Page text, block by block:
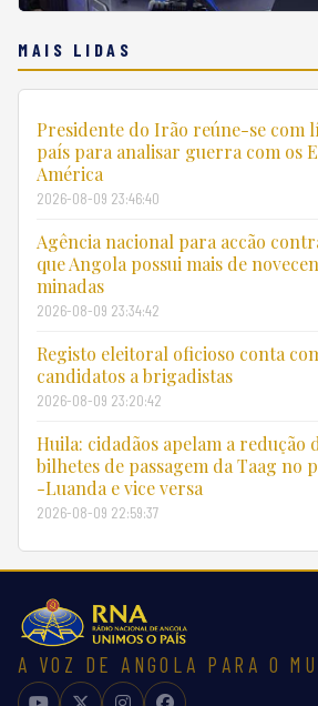
MAIS LIDAS
Presidente do Irão reúne-se com
país para analisar guerra com os
América
2026-08-09 23:46:40
Agência nacional para accão
que Angola possui mais de
minadas
2026-08-09 23:34:42
Registo eleitoral oficioso conta
candidatos a brigadistas
2026-08-09 23:20:42
Huila: cidadãos apelam a redução
bilhetes de passagem da Taag no
-Luanda e vice versa
2026-08-09 22:59:37
A VOZ DE ANGOLA PARA O